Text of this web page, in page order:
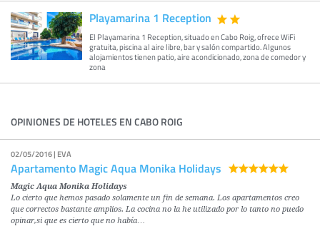
Playamarina 1 Reception
El Playamarina 1 Reception, situado en Cabo Roig, ofrece WiFi
gratuita, piscina al aire libre, bar y salón compartido. Algunos
alojamientos tienen patio, aire acondicionado, zona de comedor y
zona
OPINIONES DE HOTELES EN CABO ROIG
02/05/2016 | EVA
Apartamento Magic Aqua Monika Holidays
Magic Aqua Monika Holidays
Lo cierto que hemos pasado solamente un fin de semana. Los apartamentos creo
que correctos bastante amplios. La cocina no la he utilizado por lo tanto no puedo
opinar,si que es cierto que no había…